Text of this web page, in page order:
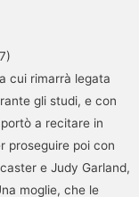
cui rimarrà legata
gli studi, e con
a recitare in
proseguire poi con
e Judy Garland,
moglie, che le